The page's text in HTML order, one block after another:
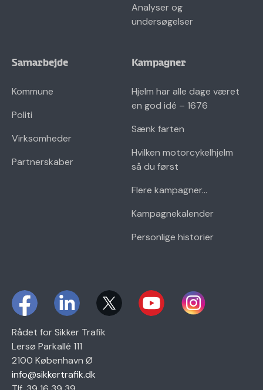
Analyser og
undersøgelser
Samarbejde
Kommune
Politi
Virksomheder
Partnerskaber
Kampagner
Hjelm har alle dage været
en god idé – 1676
Sænk farten
Hvilken motorcykelhjelm
så du først
Flere kampagner...
Kampagnekalender
Personlige historier
Rådet for Sikker Trafik
Lersø Parkallé 111
2100 København Ø
info@sikkertrafik.dk